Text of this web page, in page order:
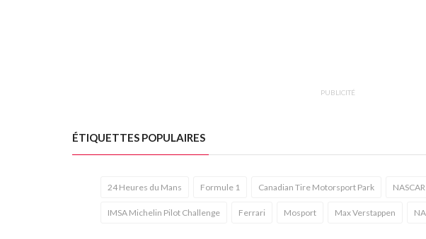
PUBLICITÉ
ÉTIQUETTES POPULAIRES
24 Heures du Mans Formule 1 Canadian Tire Motorsport Park
IMSA Michelin Pilot Challenge Ferrari Mosport Max Verstappen